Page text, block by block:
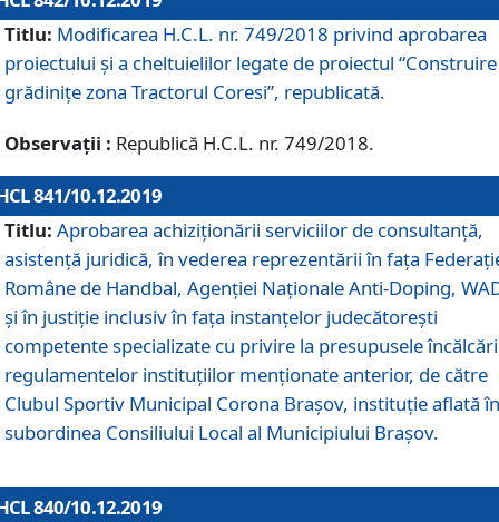
Titlu: Modificarea H.C.L. nr. 749/2018 privind aprobarea
proiectului și a cheltuielilor legate de proiectul “Construire
grădinițe zona Tractorul Coresi”, republicată.
Observații : Republică H.C.L. nr. 749/2018.
841/10.12.2019
Titlu: Aprobarea achiziționării serviciilor de consultanță,
asistență juridică, în vederea reprezentării în fața
Române de Handbal, Agenției Naționale Anti-Doping,
și în justiție inclusiv în fața instanțelor judecătorești
competente specializate cu privire la presupusele
regulamentelor instituțiilor menționate anterior, de către
Clubul Sportiv Municipal Corona Braşov, instituție aflată în
subordinea Consiliului Local al Municipiului Brașov.
840/10.12.2019